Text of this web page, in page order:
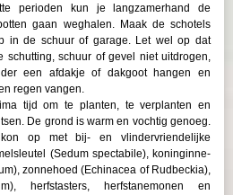
perioden kun je langzamerhand de
gaan weghalen. Maak de schotels
in de schuur of garage. Let wel op dat
schutting, schuur of gevel niet uitdrogen,
een afdakje of dakgoot hangen en
regen vangen.
tijd om te planten, te verplanten en
De grond is warm en vochtig genoeg.
op met bij- en vlindervriendelijke
(Sedum spectabile), koninginne-
zonnehoed (Echinacea of Rudbeckia),
herfstasters, herfstanemonen en